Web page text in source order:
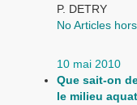
P. DETRY
No Articles
10 mai 2010
Que sait-on
le milieu